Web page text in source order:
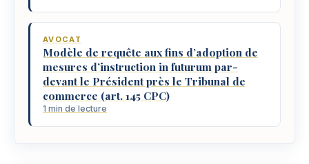
AVOCAT
Modèle de requête aux fins d’adoption de
mesures d’instruction in futurum par-
devant le Président près le Tribunal de
commerce (art. 145 CPC)
1 min de lecture